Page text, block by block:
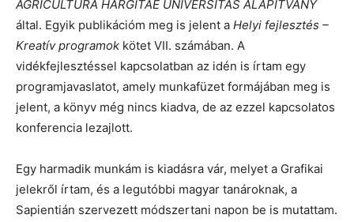
AGRICULTURA HARGITAE UNIVERSITAS ALAPÍTVÁNY
által. Egyik publikációm meg is jelent a Helyi fejlesztés –
Kreatív programok kötet VII. számában. A
vidékfejlesztéssel kapcsolatban az idén is írtam egy
programjavaslatot, amely munkafüzet formájában meg is
jelent, a könyv még nincs kiadva, de az ezzel kapcsolatos
konferencia lezajlott.
Egy harmadik munkám is kiadásra vár, melyet a Grafikai
jelekről írtam, és a legutóbbi magyar tanároknak, a
Sapientián szervezett módszertani napon be is mutattam.